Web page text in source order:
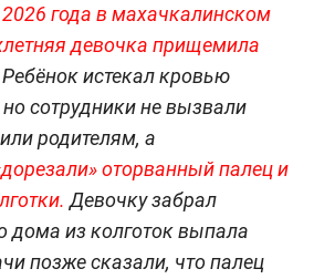
года в махачкалинском
девочка прищемила
Ребёнок истекал кровью
сотрудники не вызвали
родителям, а
оторванный палец и
Девочку забрал
дома из колготок выпала
позже сказали, что палец